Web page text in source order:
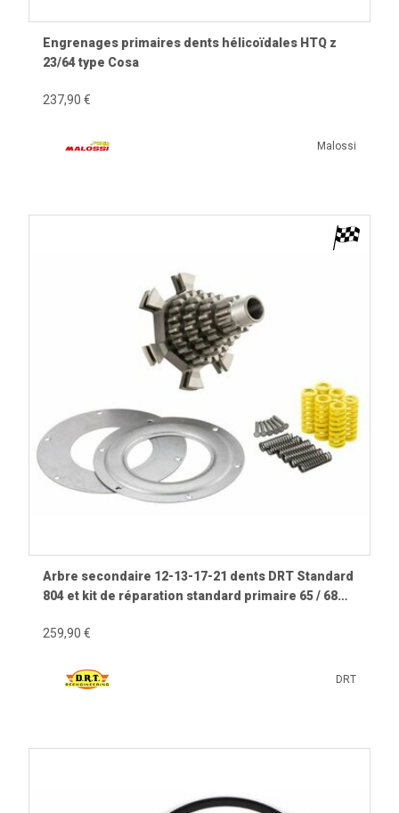
Engrenages primaires dents hélicoïdales HTQ z
23/64 type Cosa
237,90 €
Malossi
Arbre secondaire 12-13-17-21 dents DRT Standard
804 et kit de réparation standard primaire 65 / 68
259,90 €
DRT